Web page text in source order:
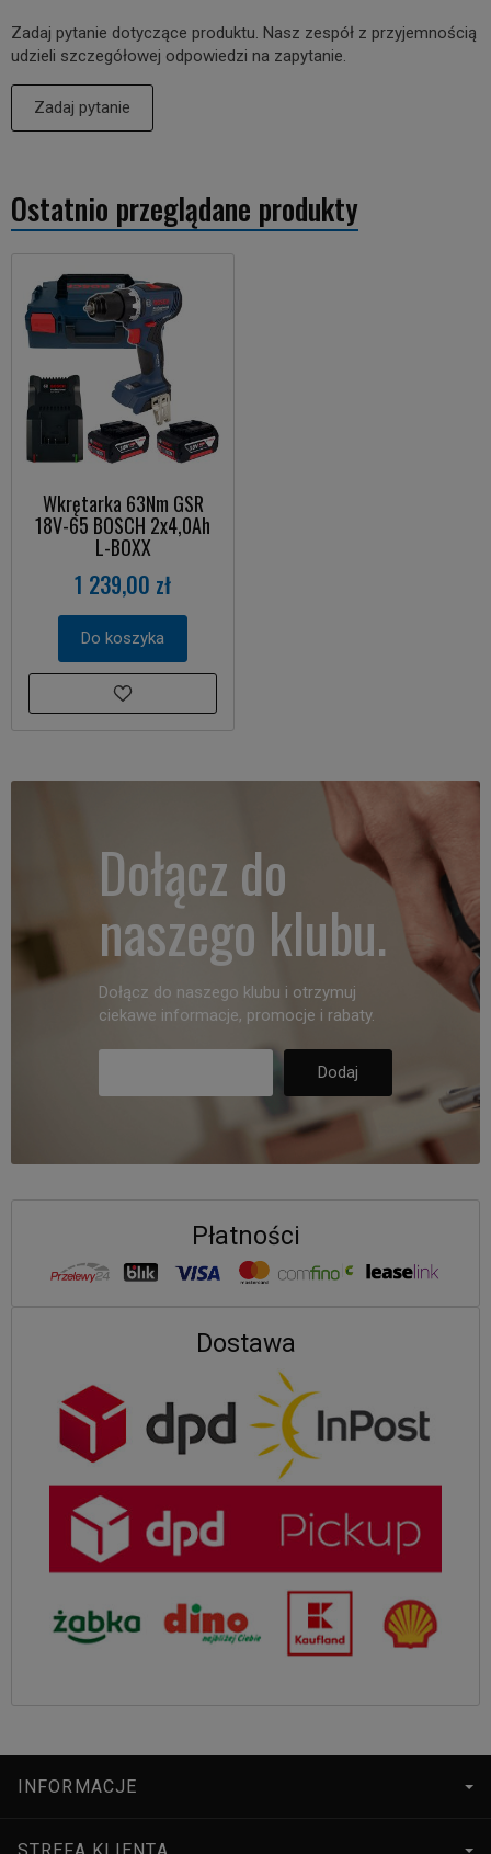
Zadaj pytanie dotyczące produktu. Nasz zespół z przyjemnością
udzieli szczegółowej odpowiedzi na zapytanie.
Zadaj pytanie
Ostatnio przeglądane produkty
Wkrętarka 63Nm GSR
18V-65 BOSCH 2x4,0Ah
L-BOXX
1 239,00 zł
Do koszyka
Dołącz do
naszego klubu.
Dołącz do naszego klubu i otrzymuj
ciekawe informacje, promocje i rabaty.
Płatności
Dostawa
INFORMACJE
STREFA KLIENTA